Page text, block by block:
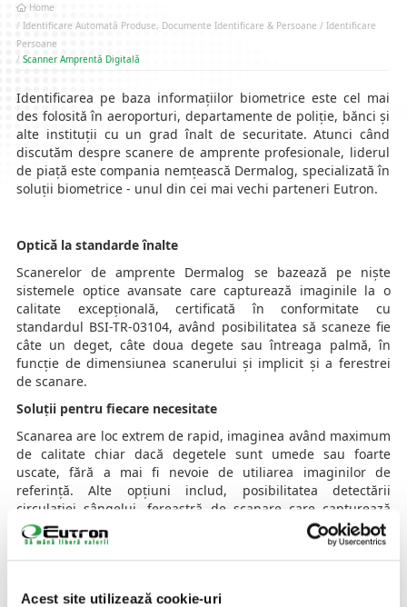
Acest site utilizează cookie-uri
Home
Identificare Automată Produse, Documente Identificare & Persoane / Identificare
Persoane
Scanner Amprentă Digitală
Identificarea pe baza informațiilor biometrice este cel mai
des folosită în aeroporturi, departamente de poliție, bănci și
alte instituții cu un grad înalt de securitate. Atunci când
discutăm despre scanere de amprente profesionale, liderul
de piață este compania nemțească Dermalog, specializată în
soluții biometrice - unul din cei mai vechi parteneri Eutron.
Optică la standarde înalte
Scanerelor de amprente Dermalog se bazează pe niște
sistemele optice avansate care capturează imaginile la o
calitate excepțională, certificată în conformitate cu
standardul BSI-TR-03104, având posibilitatea să scaneze fie
câte un deget, câte doua degete sau întreaga palmă, în
funcție de dimensiunea scanerului și implicit și a ferestrei
de scanare.
Soluții pentru fiecare necesitate
Scanarea are loc extrem de rapid, imaginea având maximum
de calitate chiar dacă degetele sunt umede sau foarte
uscate, fără a mai fi nevoie de utiliarea imaginilor de
referință. Alte opțiuni includ, posibilitatea detectării
circulației sângelui, fereastră de scanare care capturează
semnătura sau scanarea documentelor de identitate –
pașaport, carte de identitate, module automate de
segmentare a amprentelor, etc.
Despre Dermalog